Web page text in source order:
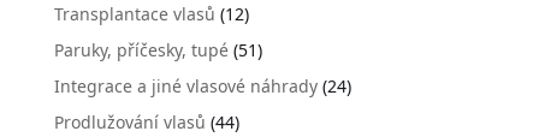
Transplantace vlasů (12)
Paruky, příčesky, tupé(51)
Integrace a jiné vlasové náhrady(24)
Prodlužování vlasů (44)